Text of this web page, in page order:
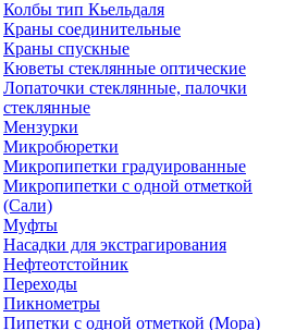
Колбы тип Кьельдаля
Краны соединительные
Краны спускные
Кюветы стеклянные оптические
Лопаточки стеклянные, палочки
стеклянные
Мензурки
Микробюретки
Микропипетки градуированные
Микропипетки с одной отметкой
(Сали)
Муфты
Насадки для экстрагирования
Нефтеотстойник
Переходы
Пикнометры
Пипетки с одной отметкой (Мора)